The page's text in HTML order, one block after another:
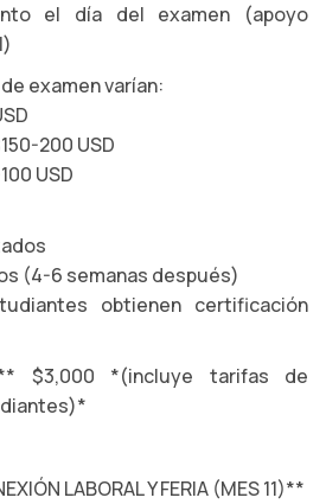
el día del examen (apoyo
examen varían:
200 USD
USD
(4-6 semanas después)
obtienen certificación
$3,000 *(incluye tarifas de
LABORAL Y FERIA (MES 11)**